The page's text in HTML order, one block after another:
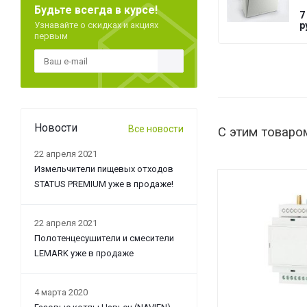
7
С этим
Будьте всегда в курсе!
Узнавайте о скидках и акциях
первым
Новости Все новости
22 апреля 2021
Измельчители пищевых отходов
STATUS PREMIUM уже в продаже!
22 апреля 2021
Полотенцесушители и смесители
LEMARK уже в продаже
4 марта 2020